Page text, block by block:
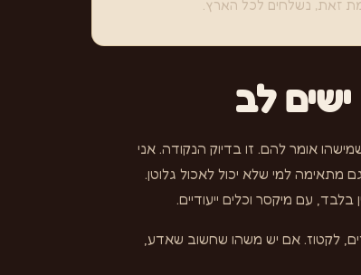
זאת, נשלחים לכל הארץ.
לב
אומר להם. זו בדיוק הנקודה. אני
מתאימה למי שלא יכול לאכול גלוטן.
עם מיקסר וכלים ייעודיים.
לקטוז. אם יש משהו שחשוב שאדע,